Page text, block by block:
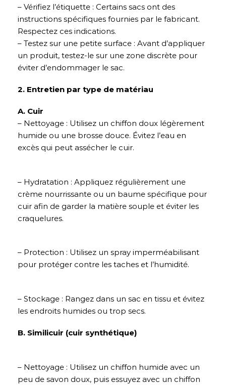
– Vérifiez l’étiquette : Certains sacs ont des
instructions spécifiques fournies par le fabricant.
Respectez ces indications.
– Testez sur une petite surface : Avant d’appliquer
un produit, testez-le sur une zone discrète pour
éviter d’endommager le sac.
2. Entretien par type de matériau
A. Cuir
– Nettoyage : Utilisez un chiffon doux légèrement
humide ou une brosse douce. Évitez l’eau en
excès qui peut assécher le cuir.
– Hydratation : Appliquez régulièrement une
crème nourrissante ou un baume spécifique pour
cuir afin de garder la matière souple et éviter les
craquelures.
– Protection : Utilisez un spray imperméabilisant
pour protéger contre les taches et l’humidité.
– Stockage : Rangez dans un sac en tissu et évitez
les endroits humides ou trop secs.
B. Similicuir (cuir synthétique)
– Nettoyage : Utilisez un chiffon humide avec un
peu de savon doux, puis essuyez avec un chiffon